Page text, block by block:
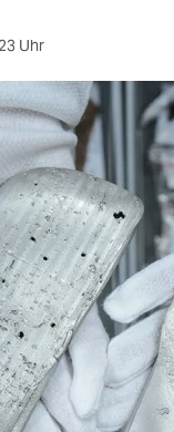
Uhr